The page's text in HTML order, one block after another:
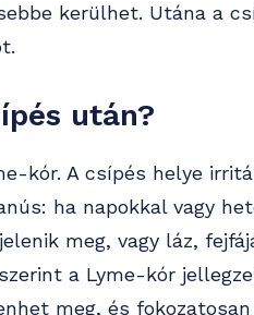
kerülhet. Utána a
után?
kór. A csípés helye
ha napokkal vagy
meg, vagy láz,
a Lyme-kór
meg, és